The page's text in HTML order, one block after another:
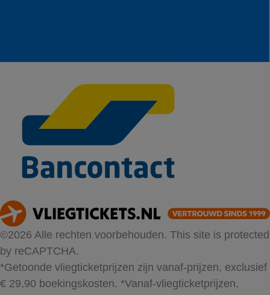
©2026 Alle rechten voorbehouden. This site is protected
by reCAPTCHA.
*Getoonde vliegticketprijzen zijn vanaf-prijzen, exclusief
€ 29,90 boekingskosten. *Vanaf-vliegticketprijzen,